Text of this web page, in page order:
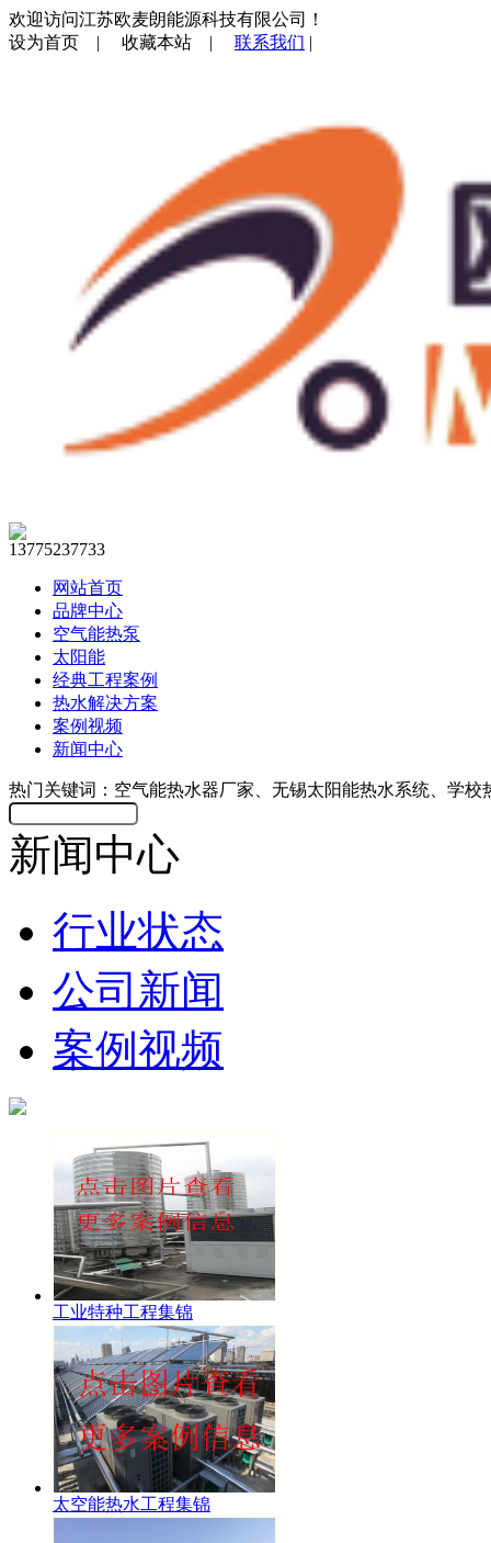
欢迎访问江苏欧麦朗能源科技有限公司！
设为首页 | 收藏本站 | 联系我们 |
13775237733
网站首页
品牌中心
空气能热泵
太阳能
经典工程案例
热水解决方案
案例视频
新闻中心
热门关键词：空气能热水器厂家、无锡太阳能热水系统、学校
新闻中心
行业状态
公司新闻
案例视频
工业特种工程集锦
太空能热水工程集锦